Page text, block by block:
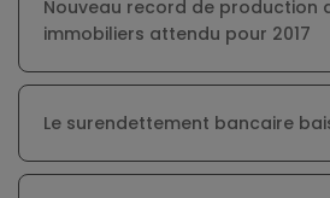
Nouveau record de production
immobiliers attendu pour 2017
Le surendettement bancaire